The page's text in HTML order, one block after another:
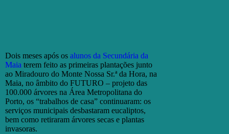
Dois meses após os alunos da Secundária da
Maia terem feito as primeiras plantações junto
ao Miradouro do Monte Nossa Sr.ª da Hora, na
Maia, no âmbito do FUTURO – projeto das
100.000 árvores na Área Metropolitana do
Porto, os “trabalhos de casa” continuaram: os
serviços municipais desbastaram eucaliptos,
bem como retiraram árvores secas e plantas
invasoras.